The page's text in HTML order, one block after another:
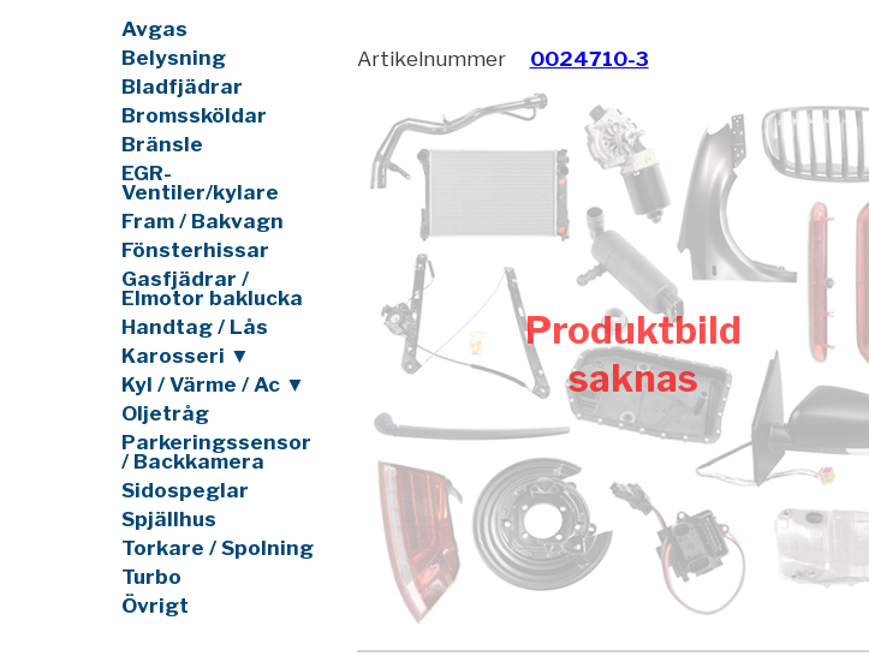
Avgas
Belysning
Bladfjädrar
Bromssköldar
Bränsle
EGR-
Ventiler/kylare
Fram / Bakvagn
Fönsterhissar
Gasfjädrar /
Elmotor baklucka
Handtag / Lås
Karosseri ▼
Kyl / Värme / Ac ▼
Oljetråg
Parkeringssensor
/ Backkamera
Sidospeglar
Spjällhus
Torkare / Spolning
Turbo
Övrigt
Artikelnummer 0024710-3
Produktbild
saknas